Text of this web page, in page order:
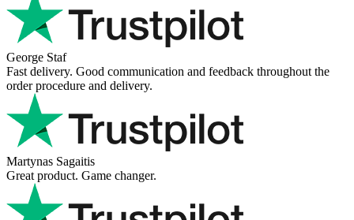
George Staf
Fast delivery. Good communication and feedback throughout the
order procedure and delivery.
Martynas Sagaitis
Great product. Game changer.